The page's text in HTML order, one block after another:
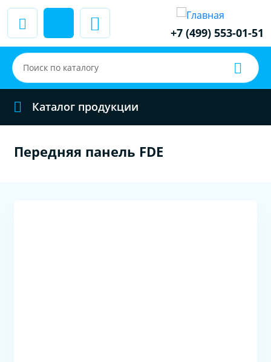
+7 (499) 553-01-51
Каталог продукции
Передняя панель FDE